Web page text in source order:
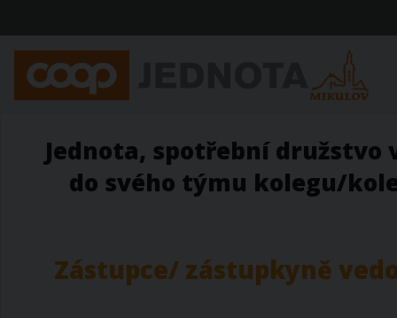
Jednota, spotřební družstvo
do svého týmu kolegu/
Zástupce/ zástupkyně